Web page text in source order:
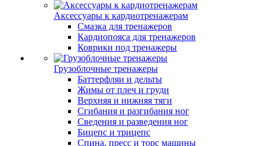
Аксессуары к кардиотренажерам
Смазка для тренажеров
Кардиопояса для тренажеров
Коврики под тренажеры
Грузоблочные тренажеры
Баттерфляи и дельты
Жимы от плеч и груди
Верхняя и нижняя тяги
Сгибания и разгибания ног
Сведения и разведения ног
Бицепс и трицепс
Спина, пресс и торс машины